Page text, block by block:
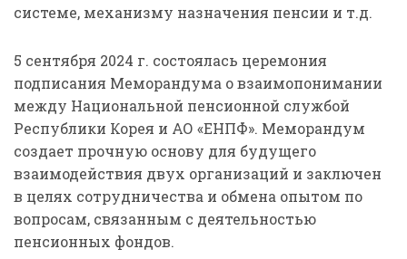
системе, механизму назначения пенсии и т.д.
5 сентября 2024 г. состоялась церемония
подписания Меморандума о взаимопонимании
между Национальной пенсионной службой
Республики Корея и АО «ЕНПФ». Меморандум
создает прочную основу для будущего
взаимодействия двух организаций и заключен
в целях сотрудничества и обмена опытом по
вопросам, связанным с деятельностью
пенсионных фондов.